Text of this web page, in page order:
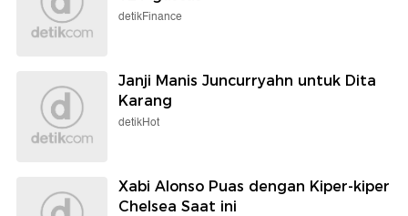
detikFinance
Janji Manis Juncurryahn untuk Dita
Karang
detikHot
Xabi Alonso Puas dengan Kiper-kiper
Chelsea Saat ini